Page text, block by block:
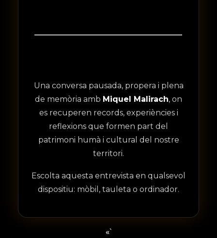
Una conversa pausada, propera i plena
de memòria amb Miquel Malirach, on
es recuperen records, experiències i
reflexions que formen part del
patrimoni humà i cultural del nostre
territori.
Escolta aquesta entrevista en qualsevol
dispositiu: mòbil, tauleta o ordinador.
«`